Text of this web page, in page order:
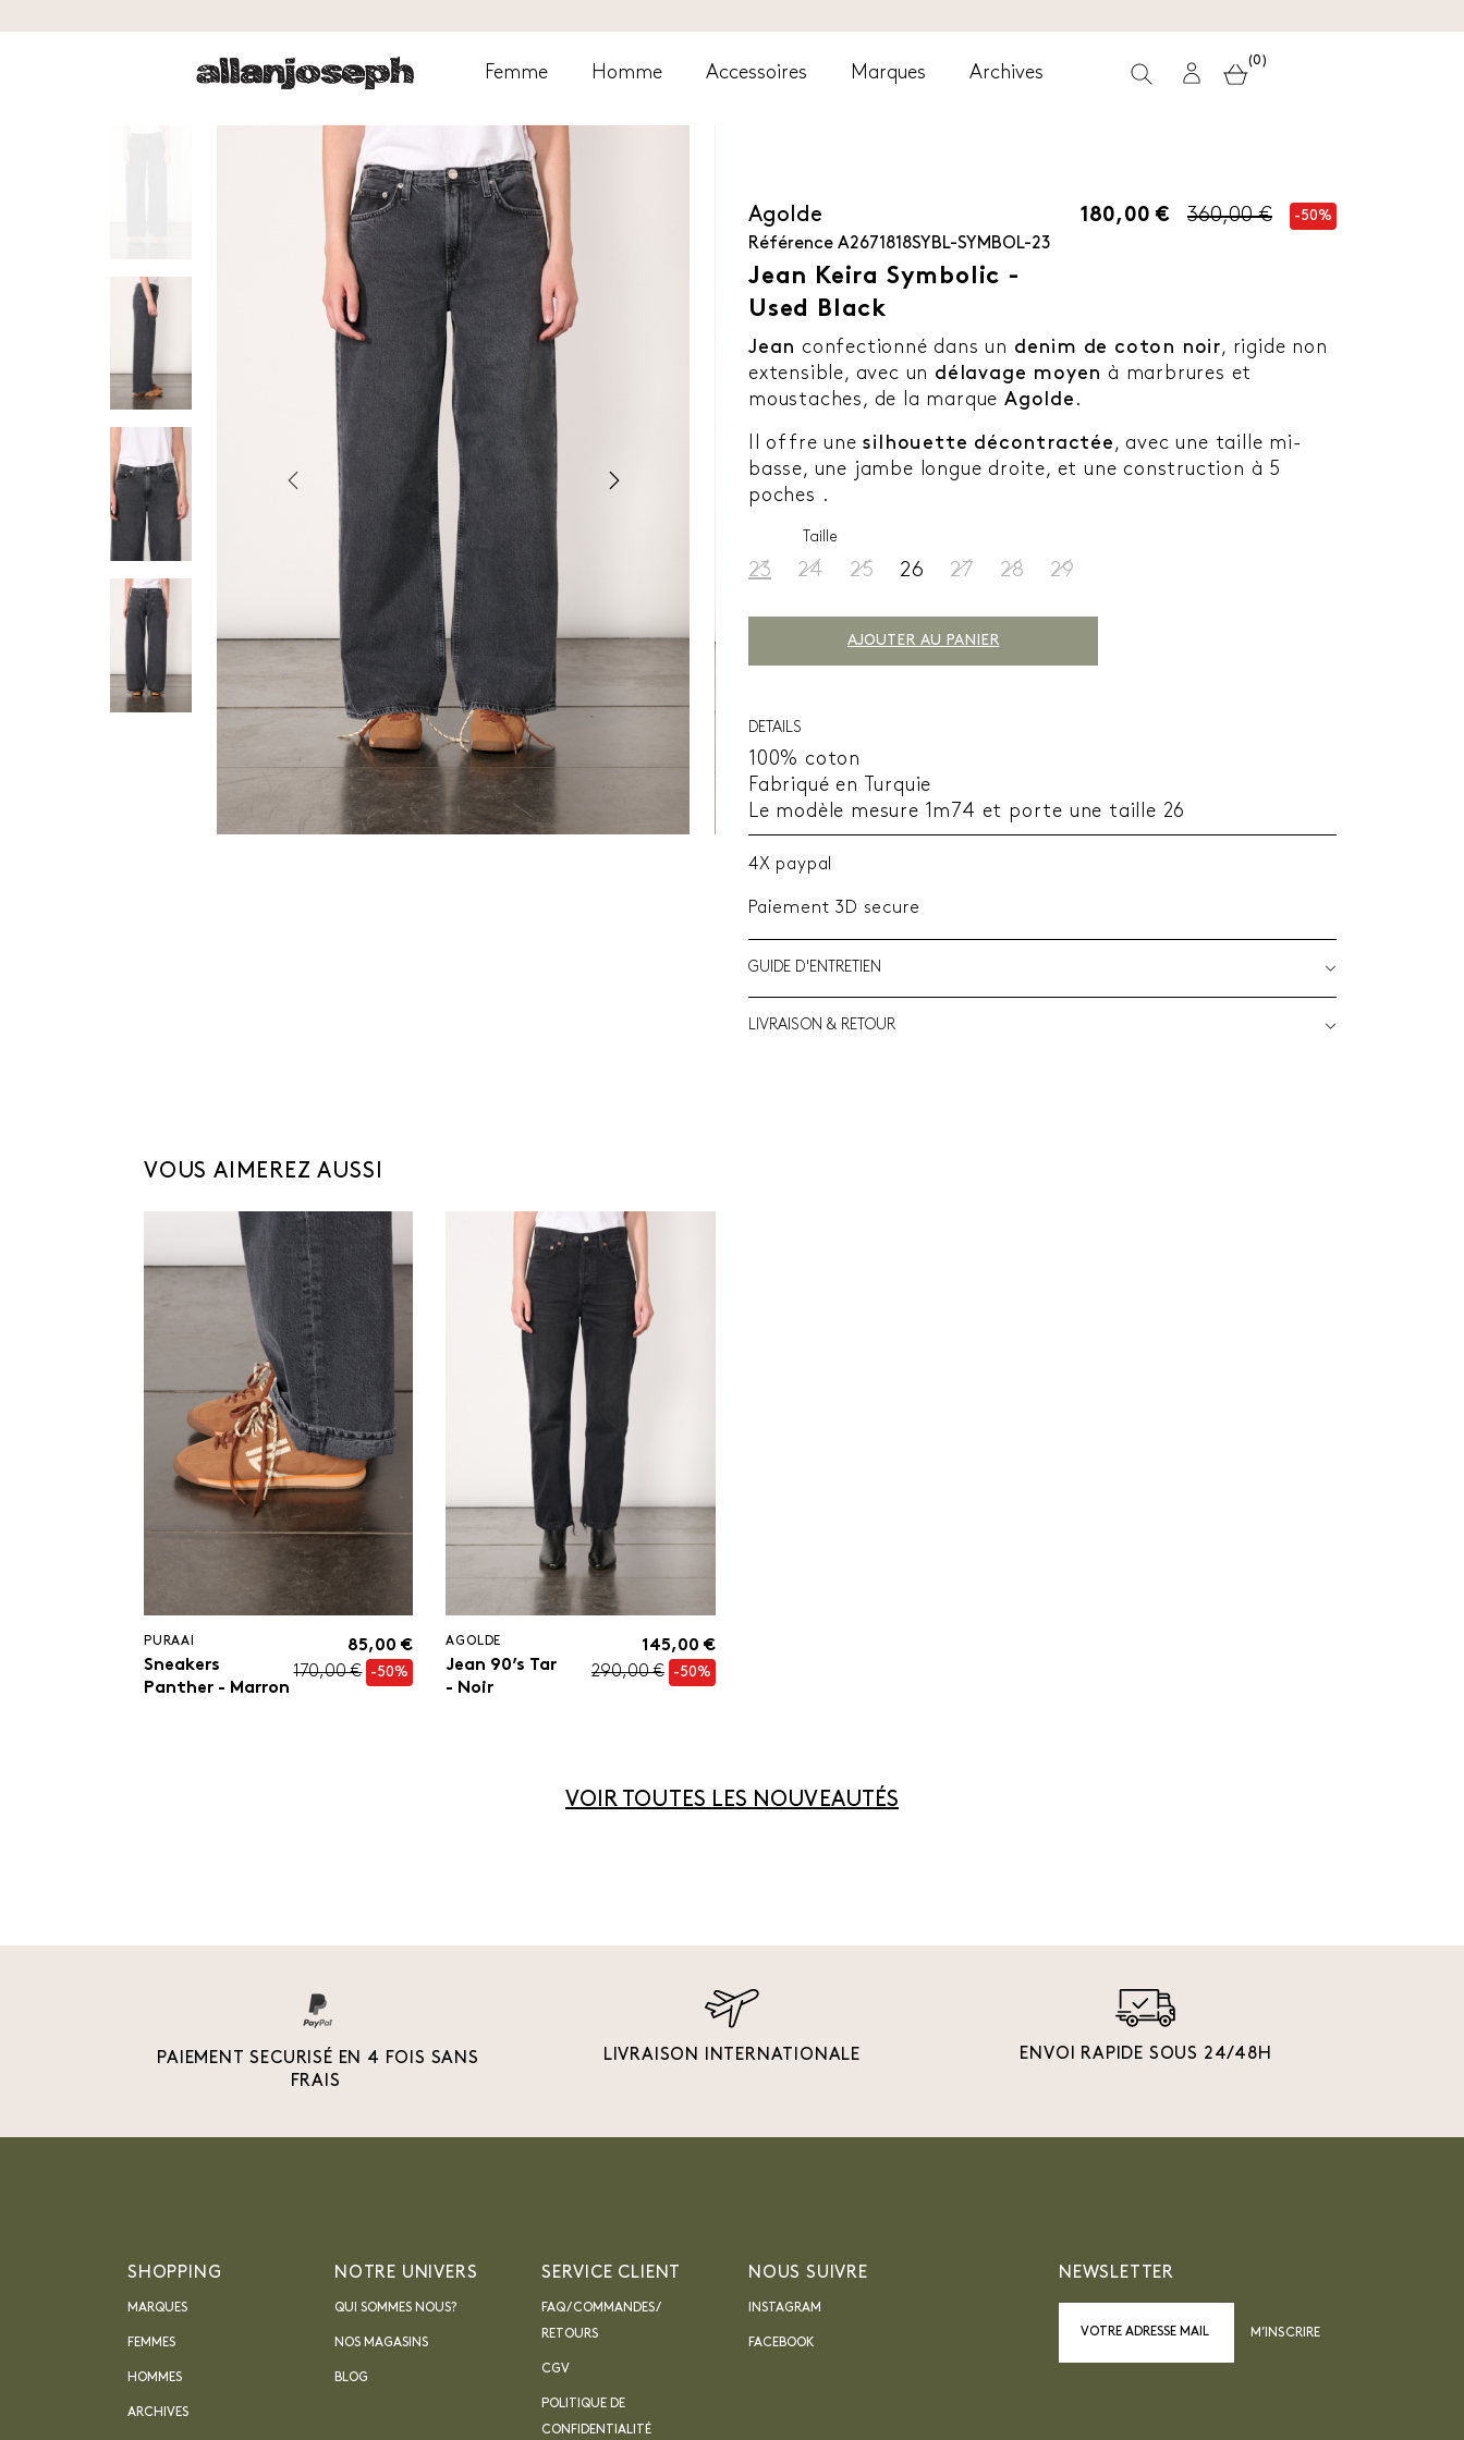
Femme Homme Accessoires Marques Archives
(0)
Agolde
Référence A2671818SYBL-SYMBOL-23
Jean Keira Symbolic -
Used Black
180,00 € 360,00 € -50%
Jean confectionné dans un denim de coton noir, rigide non
extensible, avec un délavage moyen à marbrures et
moustaches, de la marque Agolde .
Il offre unesilhouette décontractée, avec une taille mi-
basse, une jambe longue droite, et une construction à 5
poches .
Taille
23 24 25 26 27 28 29
AJOUTER AU PANIER
DETAILS
100% coton
Fabriqué en Turquie
Le modèle mesure 1m74 et porte une taille 26
4X paypal
Paiement 3D secure
GUIDE D'ENTRETIEN
LIVRAISON & RETOUR
VOUS AIMEREZ AUSSI
PURAAI
Sneakers
Panther - Marron
85,00 €
170,00 € -50%
AGOLDE
Jean 90’s Tar
- Noir
145,00 €
290,00 €
-50%
VOIR TOUTES LES NOUVEAUTÉS
PAIEMENT SECURISÉ EN 4 FOIS SANS
FRAIS
LIVRAISON INTERNATIONALE ENVOI RAPIDE SOUS 24/48H
SHOPPING
MARQUES
FEMMES
HOMMES
ARCHIVES
NOTRE UNIVERS
QUI SOMMES NOUS?
NOS MAGASINS
BLOG
SERVICE CLIENT
FAQ / COMMANDES /
RETOURS
CGV
POLITIQUE DE
CONFIDENTIALITÉ
NOUS SUIVRE
INSTAGRAM
FACEBOOK
NEWSLETTER
M’INSCRIRE